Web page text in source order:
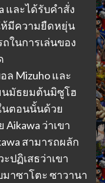
และได้รับคำสั่ง
ห้มีความยืดหยุ่น
ในการเล่นของ
ล Mizuho และ
นมัธยมต้นมิซูโฮ
นตอนนั้นด้วย
ว่าเขา
สามารถผลัก
ปฏิเสธว่าเขา
าซาโตะ ซาวานา